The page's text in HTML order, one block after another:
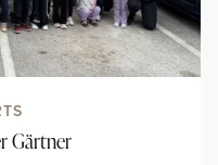
Gärtner